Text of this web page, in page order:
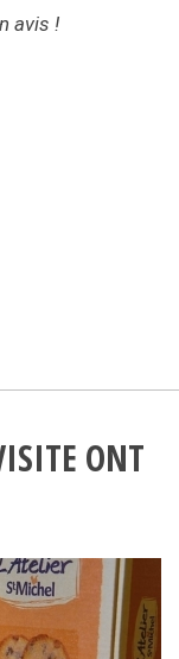
avis !
ONT